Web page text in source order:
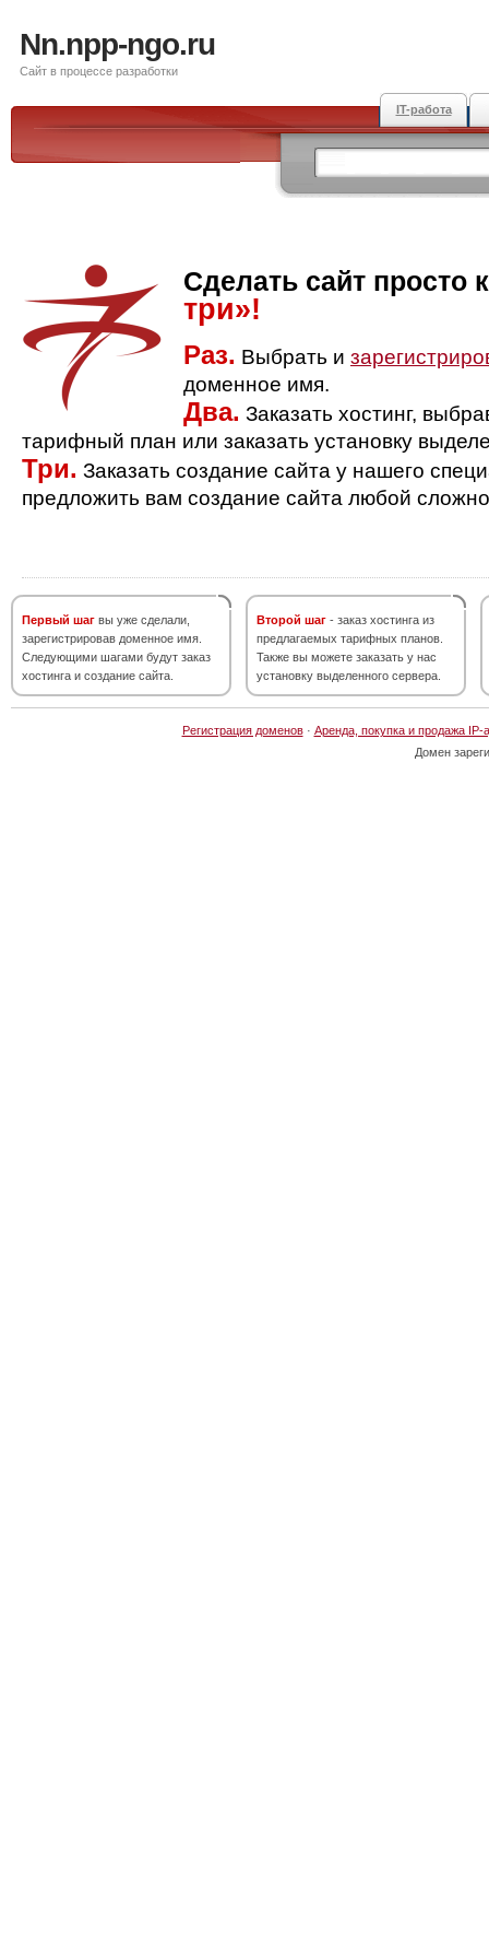
Nn.npp-ngo.ru
Сайт в процессе разработки
IT-работа
Сделать сайт просто
три»!
Раз. Выбрать и
доменное имя.
Два. Заказать хостинг,
тарифный план или заказать установку
Три. Заказать создание сайта у нашего
предложить вам создание сайта любой
Первый шаг вы уже сделали,
зарегистрировав доменное имя.
Следующими шагами будут заказ
хостинга и создание сайта.
Второй шаг - заказ хостинга из
предлагаемых тарифных планов.
Также вы можете заказать у нас
установку выделенного сервера.
Регистрация доменов· Аренда, покупка и продажа IP-
Домен